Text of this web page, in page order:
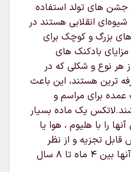
جشن های تولد استفاده
انقلابی هستند در
بزرگ و کوچک برای
بادکنک های
هر نوع و شکلی که در
ترین هستند، این باعث
برای مراسم و
یک ماده بسیار
را با هلیوم ، هوا یا
قابل تجزیه و از نظر
محیط زیست ایمن هستند، آنها بین ۴ ماه تا ۸ سال